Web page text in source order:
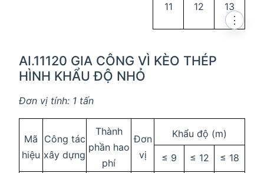
11
12 13
AI.11120 GIA CÔNG VÌ KÈO THÉP
HÌNH KHẨU ĐỘ NHỎ
⋮
Đơn vị tính: 1 tấn
Mã
hiệu
Công tác
xây dựng
Thành
phần hao
phí
Đơn
vị
Khẩu độ (m)
≤ 9 ≤ 12 ≤ 18